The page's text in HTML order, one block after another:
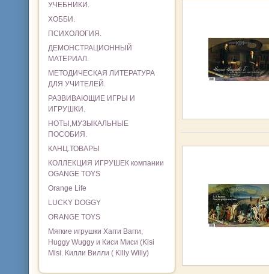
УЧЕБНИКИ.
ХОББИ.
ПСИХОЛОГИЯ.
ДЕМОНСТРАЦИОННЫЙ
МАТЕРИАЛ.
МЕТОДИЧЕСКАЯ ЛИТЕРАТУРА
ДЛЯ УЧИТЕЛЕЙ.
РАЗВИВАЮЩИЕ ИГРЫ И
ИГРУШКИ.
НОТЫ,МУЗЫКАЛЬНЫЕ
ПОСОБИЯ.
КАНЦ.ТОВАРЫ
КОЛЛЕКЦИЯ ИГРУШЕК компании
OGANGE TOYS
Orange Life
LUCKY DOGGY
ORANGE TOYS
Мягкие игрушки Хагги Вагги,
Huggy Wuggy и Киси Миси (Kisi
Misi. Килли Вилли ( Killy Willy)